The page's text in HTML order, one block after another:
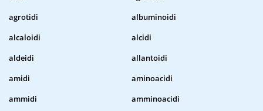
agrotidi
albuminoidi
alcaloidi
alcidi
aldeidi
allantoidi
amidi
aminoacidi
ammidi
amminoacidi